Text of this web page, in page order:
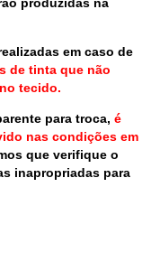
produzidas na
em caso de
de tinta que não
tecido.
para troca, é
nas condições em
que verifique o
inapropriadas para